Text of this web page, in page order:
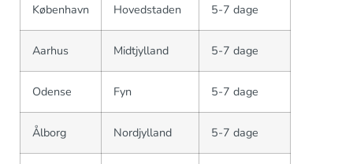
København Hovedstaden 5-7 dage
Aarhus Midtjylland 5-7 dage
Odense Fyn 5-7 dage
Ålborg Nordjylland 5-7 dage